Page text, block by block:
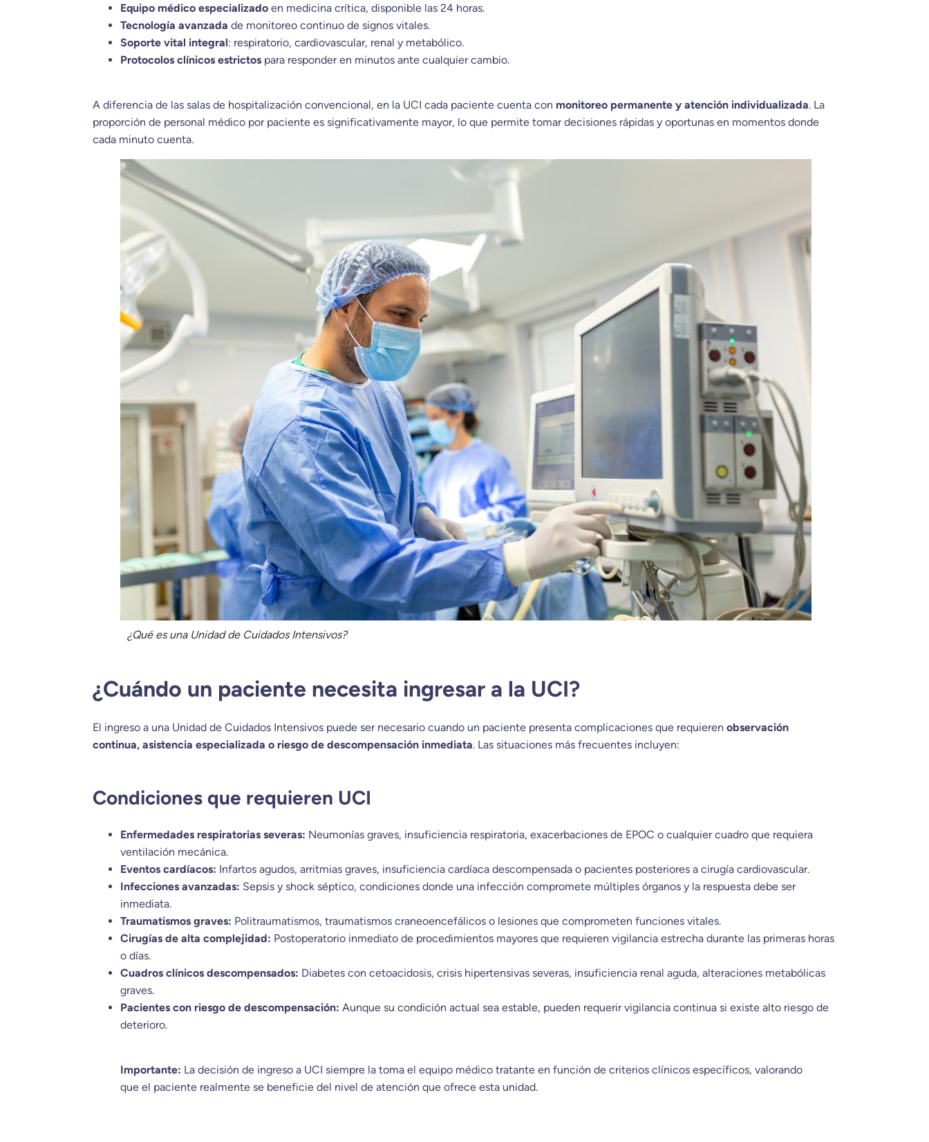
Equipo médico especializado en medicina crítica, disponible las 24 horas.
Tecnología avanzada de monitoreo continuo de signos vitales.
Soporte vital integral: respiratorio, cardiovascular, renal y metabólico.
Protocolos clínicos estrictos para responder en minutos ante cualquier cambio.
A diferencia de las salas de hospitalización convencional, en la UCI cada paciente cuenta con monitoreo permanente y atención individualizada. La
proporción de personal médico por paciente es significativamente mayor, lo que permite tomar decisiones rápidas y oportunas en momentos donde
cada minuto cuenta.
¿Qué es una Unidad de Cuidados Intensivos?
¿Cuándo un paciente necesita ingresar a la UCI?
El ingreso a una Unidad de Cuidados Intensivos puede ser necesario cuando un paciente presenta complicaciones que requierenobservación
continua, asistencia especializada o riesgo de descompensación inmediata. Las situaciones más frecuentes incluyen:
Condiciones que requieren UCI
Enfermedades respiratorias severas: Neumonías graves, insuficiencia respiratoria, exacerbaciones de EPOC o cualquier cuadro que requiera
ventilación mecánica.
Eventos cardíacos: Infartos agudos, arritmias graves, insuficiencia cardíaca descompensada o pacientes posteriores a cirugía cardiovascular.
Infecciones avanzadas: Sepsis y shock séptico, condiciones donde una infección compromete múltiples órganos y la respuesta debe ser
inmediata.
Traumatismos graves: Politraumatismos, traumatismos craneoencefálicos o lesiones que comprometen funciones vitales.
Cirugías de alta complejidad: Postoperatorio inmediato de procedimientos mayores que requieren vigilancia estrecha durante las primeras horas
o días.
Cuadros clínicos descompensados: Diabetes con cetoacidosis, crisis hipertensivas severas, insuficiencia renal aguda, alteraciones metabólicas
graves.
Pacientes con riesgo de descompensación: Aunque su condición actual sea estable, pueden requerir vigilancia continua si existe alto riesgo de
deterioro.
Importante: La decisión de ingreso a UCI siempre la toma el equipo médico tratante en función de criterios clínicos específicos, valorando
que el paciente realmente se beneficie del nivel de atención que ofrece esta unidad.